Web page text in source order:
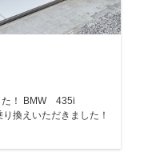
435i
換えいただきました！